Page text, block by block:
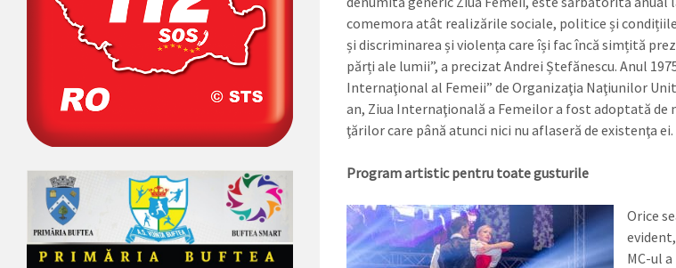
comemora atât realizările sociale, politice și
și discriminarea și violența care își fac încă simțită
părți ale lumii”, a precizat Andrei Ștefănescu. Anul
Internaţional al Femeii” de Organizaţia Naţiunilor
an, Ziua Internaţională a Femeilor a fost adoptată de
ţărilor care până atunci nici nu aflaseră de existenţa ei.
Program artistic pentru toate gusturile
Orice
MC-ul